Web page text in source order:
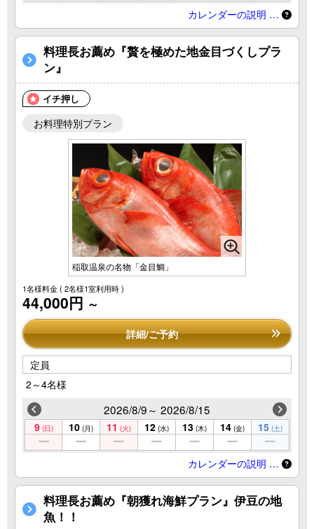
カレンダーの説明 …
料理長お薦め『贅を極めた地金目づくしプラ
ン』
イチ押し
お料理特別プラン
稲取温泉の名物「金目鯛」
1名様料金( 2名様1室利用時 )
44,000円 ～
詳細/ご予約
定員
2～4名様
2026/8/9～ 2026/8/15
9 (日) 10 (月) 11 (火) 12 (水) 13 (木) 14 (金) 15 (土)
カレンダーの説明 …
料理長お薦め『朝獲れ海鮮プラン』伊豆の地
魚！！